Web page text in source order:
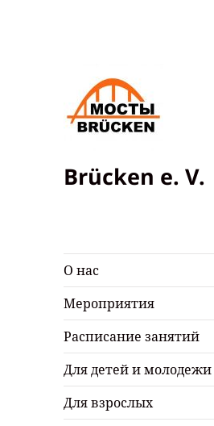
Brücken e. V.
О нас
Мероприятия
Расписание занятий
Для детей и молодежи
Для взрослых